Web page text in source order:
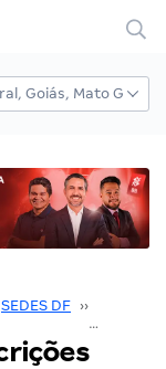
SEDES DF ››